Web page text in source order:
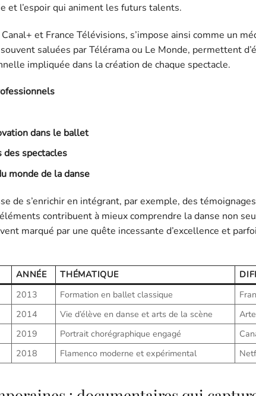
et l’espoir qui animent les futurs talents.
et France Télévisions, s’impose ainsi comme un
saluées par Télérama ou Le Monde, permettent
impliquée dans la création de chaque spectacle.
dans le ballet
spectacles
monde de la danse
de s’enrichir en intégrant, par exemple, des
contribuent à mieux comprendre la danse non
marqué par une quête incessante d’excellence et
ANNÉE THÉMATIQUE
2013 Formation en ballet classique
2014 Vie d’élève en danse et arts de la scène
Arte
2019 Portrait chorégraphique engagé
2018 Flamenco moderne et expérimental